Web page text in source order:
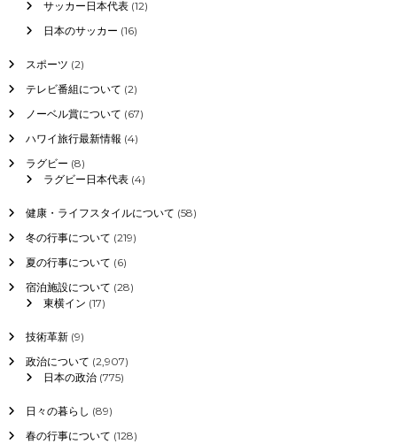
サッカー日本代表(12)
日本のサッカー (16)
スポーツ (2)
テレビ番組について (2)
ノーベル賞について (67)
ハワイ旅行最新情報 (4)
ラグビー (8)
ラグビー日本代表(4)
健康・ライフスタイルについて (58)
冬の行事について (219)
夏の行事について (6)
宿泊施設について (28)
東横イン (17)
技術革新(9)
政治について (2,907)
日本の政治(775)
日々の暮らし (89)
春の行事について (128)